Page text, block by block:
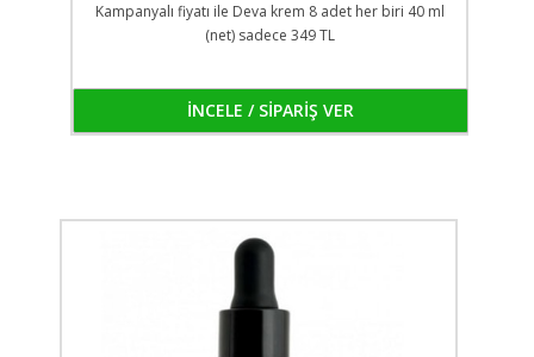
Kampanyalı fiyatı ile Deva krem 8 adet her biri 40 ml
(net) sadece 349 TL
İNCELE / SİPARİŞ VER